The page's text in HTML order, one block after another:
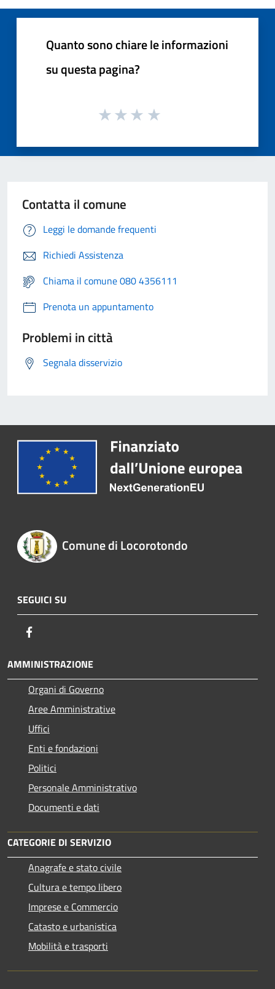
Quanto sono chiare le informazioni
su questa pagina?
Contatta il comune
Leggi le domande frequenti
Richiedi Assistenza
Chiama il comune 080 4356111
Prenota un appuntamento
Problemi in città
Segnala disservizio
Comune di Locorotondo
SEGUICI SU
AMMINISTRAZIONE
Organi di Governo
Aree Amministrative
Uffici
Enti e fondazioni
Politici
Personale Amministrativo
Documenti e dati
CATEGORIE DI SERVIZIO
Anagrafe e stato civile
Cultura e tempo libero
Imprese e Commercio
Catasto e urbanistica
Mobilità e trasporti